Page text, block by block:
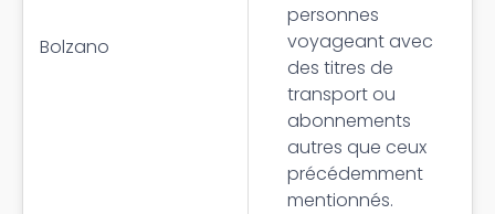
Bolzano
personnes
voyageant avec
des titres de
transport ou
abonnements
autres que ceux
précédemment
mentionnés.